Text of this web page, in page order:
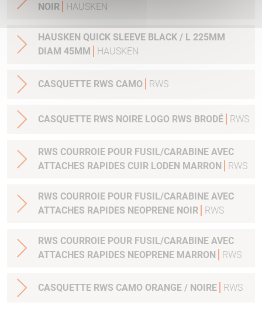
NOIR
HAUSKEN
HAUSKEN QUICK SLEEVE BLACK / L 225MM
DIAM 45MM
HAUSKEN
CASQUETTE RWS CAMO RWS
CASQUETTE RWS NOIRE LOGO RWS BRODÉ RWS
RWS COURROIE POUR FUSIL/CARABINE AVEC
ATTACHES RAPIDES CUIR LODEN MARRON
RWS
RWS COURROIE POUR FUSIL/CARABINE AVEC
ATTACHES RAPIDES NEOPRENE NOIR
RWS
RWS COURROIE POUR FUSIL/CARABINE AVEC
ATTACHES RAPIDES NEOPRENE MARRON
RWS
CASQUETTE RWS CAMO ORANGE / NOIRE RWS